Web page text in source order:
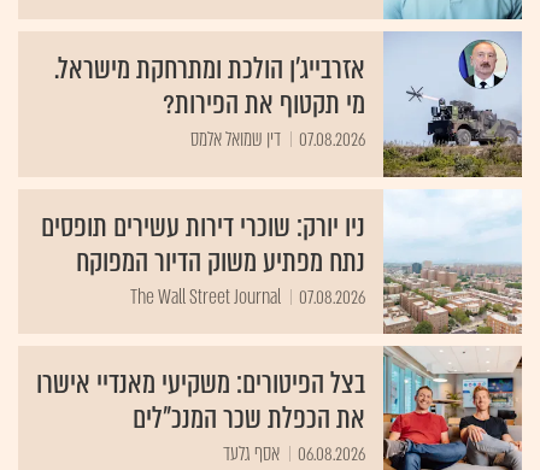
אזרבייג'ן הולכת ומתרחקת מישראל.
מי תקטוף את הפירות?
07.08.2026 דין שמואל אלמס
ניו יורק: שוכרי דירות עשירים תופסים
נתח מפתיע משוק הדיור המפוקח
07.08.2026
The Wall Street Journal
בצל הפיטורים: משקיעי מאנדיי אישרו
את הכפלת שכר המנכ"לים
06.08.2026 אסף גלעד